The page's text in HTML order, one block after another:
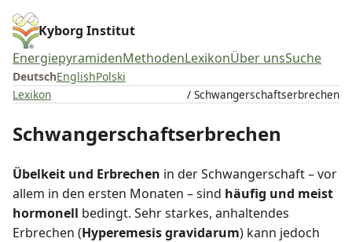
Kyborg Institut
EnergiepyramidenMethodenLexikonÜber unsSuche
DeutschEnglishPolski
Lexikon
/ Schwangerschaftserbrechen
Schwangerschaftserbrechen
Übelkeit und Erbrechen in der Schwangerschaft – vor
allem in den ersten Monaten – sind häufig und meist
hormonell bedingt. Sehr starkes, anhaltendes
Erbrechen (Hyperemesis gravidarum) kann jedoch